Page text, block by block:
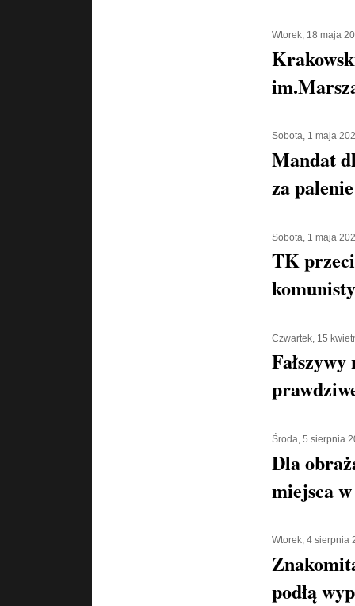
Wtorek, 18 maja
Sobota, 1 maja
Mandat
za
Sobota, 1 maja
TK
Czwartek, 15
Środa, 5 sierpnia
Dla
miejsca
Wtorek, 4 sierpnia
podłą